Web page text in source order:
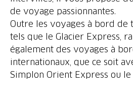
de voyage passionnantes.
Outre les voyages à bord de
tels que le Glacier Express,
également des voyages à
internationaux, que ce soit
Simplon Orient Express ou le